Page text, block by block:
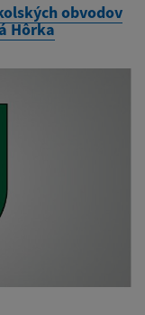
obvodov
Hôrka